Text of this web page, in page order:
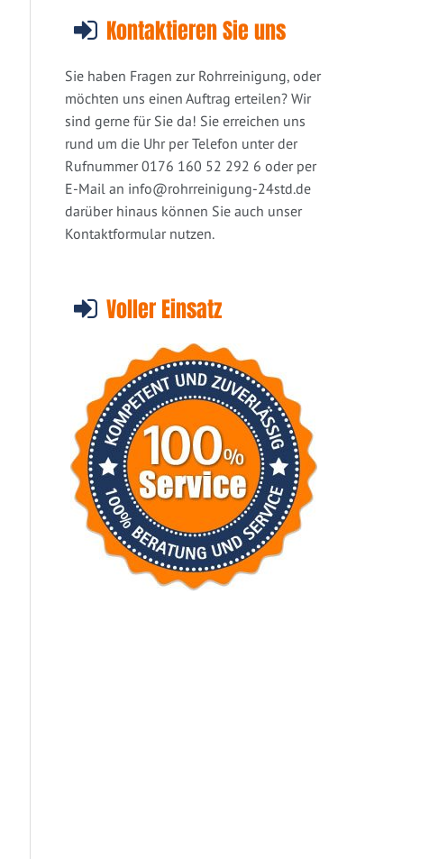
Kontaktieren Sie uns
Sie haben Fragen zur Rohrreinigung, oder
möchten uns einen Auftrag erteilen? Wir
sind gerne für Sie da! Sie erreichen uns
rund um die Uhr per Telefon unter der
Rufnummer 0176 160 52 292 6 oder per
E-Mail an info@rohrreinigung-24std.de
darüber hinaus können Sie auch unser
Kontaktformular nutzen.
Voller Einsatz